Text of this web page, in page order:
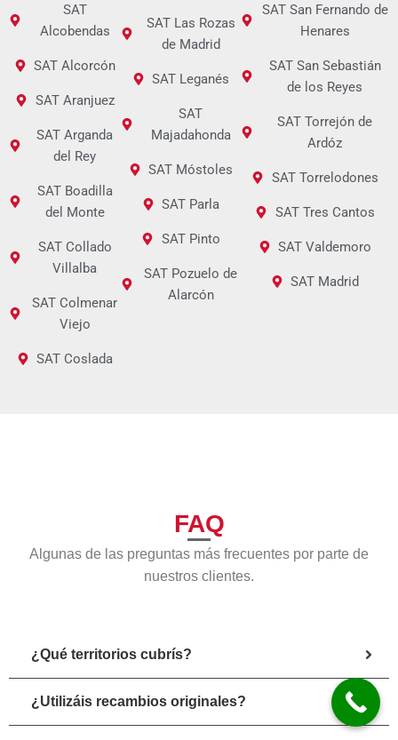
SAT
Alcobendas
SAT Alcorcón
SAT Aranjuez
SAT Arganda
del Rey
SAT Boadilla
del Monte
SAT Collado
Villalba
SAT Colmenar
Viejo
SAT Coslada
SAT Las Rozas
de Madrid
SAT Leganés
SAT
Majadahonda
SAT Móstoles
SAT Parla
SAT Pinto
SAT Pozuelo de
Alarcón
SAT San Fernando de
Henares
SAT San Sebastián
de los Reyes
SAT Torrejón de
Ardóz
SAT Torrelodones
SAT Tres Cantos
SAT Valdemoro
SAT Madrid
FAQ
Algunas de las preguntas más frecuentes por parte de
nuestros clientes.
¿Qué territorios cubrís?
¿Utilizáis recambios originales?